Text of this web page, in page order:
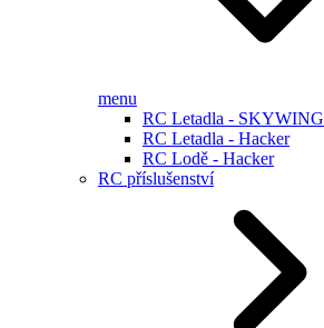
menu
RC Letadla - SKYWING
RC Letadla - Hacker
RC Lodě - Hacker
RC příslušenství